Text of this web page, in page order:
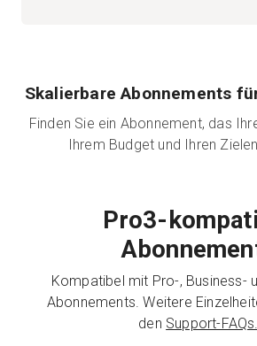
Skalierbare Abonnements
Finden Sie ein Abonnement, das
Ihrem Budget und Ihren
Pro3-
Kompatibel mit Pro-, Business-
Abonnements. Weitere
den Support-FAQs.